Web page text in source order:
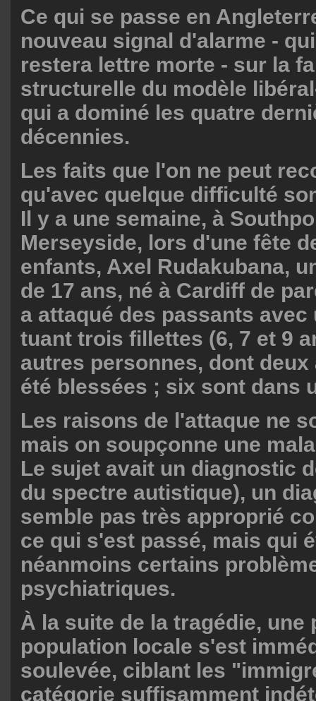
Ce qui se passe en
nouveau signal d'alarme -
restera lettre morte - sur la
structurelle du modèle
qui a dominé les quatre
décennies.
Les faits que l'on ne peut
qu'avec quelque difficulté
Il y a une semaine, à
Merseyside, lors d'une fête
enfants, Axel Rudakubana,
de 17 ans, né à Cardiff de
a attaqué des passants avec
tuant trois fillettes (6, 7 et 9
autres personnes, dont deux
été blessées ; six sont dans
Les raisons de l'attaque ne
mais on soupçonne une
Le sujet avait un diagnostic
du spectre autistique), un
semble pas très approprié
ce qui s'est passé, mais qui
néanmoins certains
psychiatriques.
À la suite de la tragédie, une
population locale s'est
soulevée, ciblant les
catégorie suffisamment